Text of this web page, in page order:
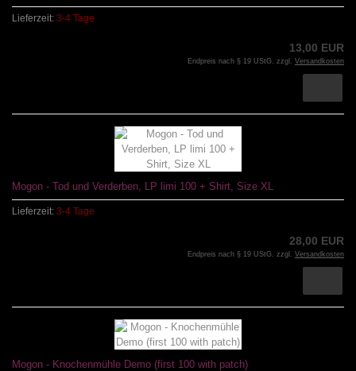
Lieferzeit: 3-4 Tage
13,00 EUR
Endpreis nach § 19 UStG. zzgl. Versandkosten
Mogon - Tod und Verderben, LP limi 100 + Shirt, Size XL
Lieferzeit: 3-4 Tage
28,00 EUR
Endpreis nach § 19 UStG. zzgl. Versandkosten
Mogon - Knochenmühle Demo (first 100 with patch)